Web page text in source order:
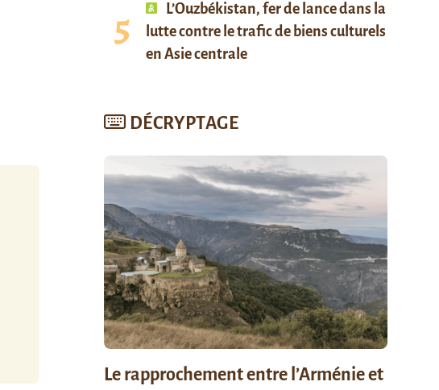
L’Ouzbékistan, fer de lance dans la
lutte contre le trafic de biens culturels
en Asie centrale
DÉCRYPTAGE
Le rapprochement entre l’Arménie et